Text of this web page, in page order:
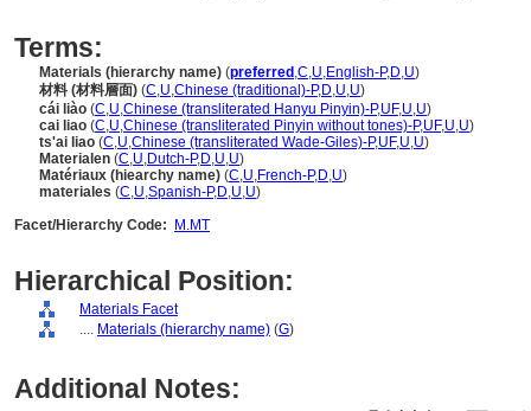
Terms:
Materials (hierarchy name) (preferred ,C,U,English-P,D,U)
材料 (材料層面) (C,U,Chinese (traditional)-P,D,U,U)
cái liào (C,U,Chinese (transliterated Hanyu Pinyin)-P,UF,U,U)
cai liao (C,U,Chinese (transliterated Pinyin without tones)-P,UF,U,U)
ts'ai liao (C,U,Chinese (transliterated Wade-Giles)-P,UF,U,U)
Materialen (C,U,Dutch-P,D,U,U)
Matériaux (hiearchy name) (C,U,French-P,D,U)
materiales (C,U,Spanish-P,D,U,U)
Facet/Hierarchy Code:
M.MT
Hierarchical Position:
Materials Facet
.... Materials (hierarchy name) (G)
Additional Notes: